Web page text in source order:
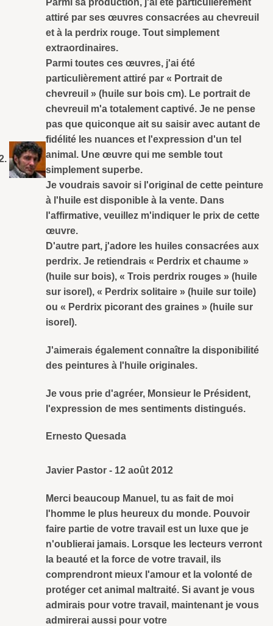
Parmi sa production, j'ai été particulièrement
attiré par ses œuvres consacrées au chevreuil
et à la perdrix rouge. Tout simplement
extraordinaires.
Parmi toutes ces œuvres, j'ai été
particulièrement attiré par « Portrait de
chevreuil » (huile sur bois cm). Le portrait de
chevreuil m'a totalement captivé. Je ne pense
pas que quiconque ait su saisir avec autant de
fidélité les nuances et l'expression d'un tel
animal. Une œuvre qui me semble tout
simplement superbe.
Je voudrais savoir si l'original de cette peinture
à l'huile est disponible à la vente. Dans
l'affirmative, veuillez m'indiquer le prix de cette
œuvre.
D'autre part, j'adore les huiles consacrées aux
perdrix. Je retiendrais « Perdrix et chaume »
(huile sur bois), « Trois perdrix rouges » (huile
sur isorel), « Perdrix solitaire » (huile sur toile)
ou « Perdrix picorant des graines » (huile sur
isorel).
J'aimerais également connaître la disponibilité
des peintures à l'huile originales.
Je vous prie d'agréer, Monsieur le Président,
l'expression de mes sentiments distingués.
Ernesto Quesada
Javier Pastor - 12 août 2012
Merci beaucoup Manuel, tu as fait de moi
l'homme le plus heureux du monde. Pouvoir
faire partie de votre travail est un luxe que je
n'oublierai jamais. Lorsque les lecteurs verront
la beauté et la force de votre travail, ils
comprendront mieux l'amour et la volonté de
protéger cet animal maltraité. Si avant je vous
admirais pour votre travail, maintenant je vous
admirerai aussi pour votre